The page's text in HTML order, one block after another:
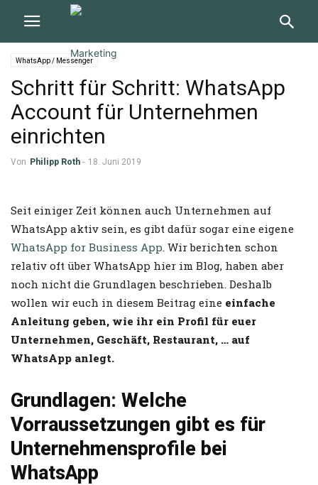
WhatsApp / Messenger
Schritt für Schritt: WhatsApp
Account für Unternehmen
einrichten
Von Philipp Roth - 18. Juni 2019
Seit einiger Zeit können auch Unternehmen auf
WhatsApp aktiv sein, es gibt dafür sogar eine eigene
WhatsApp for Business App. Wir berichten schon
relativ oft über WhatsApp hier im Blog, haben aber
noch nicht die Grundlagen beschrieben. Deshalb
wollen wir euch in diesem Beitrag eine einfache
Anleitung geben, wie ihr ein Profil für euer
Unternehmen, Geschäft, Restaurant, … auf
WhatsApp anlegt.
Grundlagen: Welche
Vorraussetzungen gibt es für
Unternehmensprofile bei
WhatsApp